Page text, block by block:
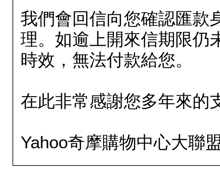
我們會回信向您確認匯款
理。如逾上開來信期限仍
時效，無法付款給您。
在此非常感謝您多年來的
Yahoo奇摩購物中心大